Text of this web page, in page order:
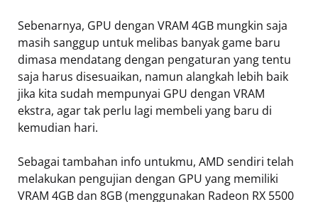
Sebenarnya, GPU dengan VRAM 4GB mungkin saja
masih sanggup untuk melibas banyak game baru
dimasa mendatang dengan pengaturan yang tentu
saja harus disesuaikan, namun alangkah lebih baik
jika kita sudah mempunyai GPU dengan VRAM
ekstra, agar tak perlu lagi membeli yang baru di
kemudian hari.
Sebagai tambahan info untukmu, AMD sendiri telah
melakukan pengujian dengan GPU yang memiliki
VRAM 4GB dan 8GB (menggunakan Radeon RX 5500